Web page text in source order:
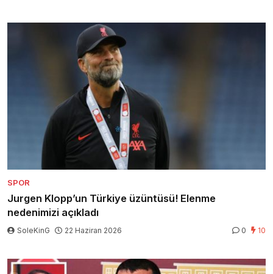
SPOR
Jurgen Klopp’un Türkiye üzüntüsü! Elenme
nedenimizi açıkladı
SoleKinG 22 Haziran 2026 0 10